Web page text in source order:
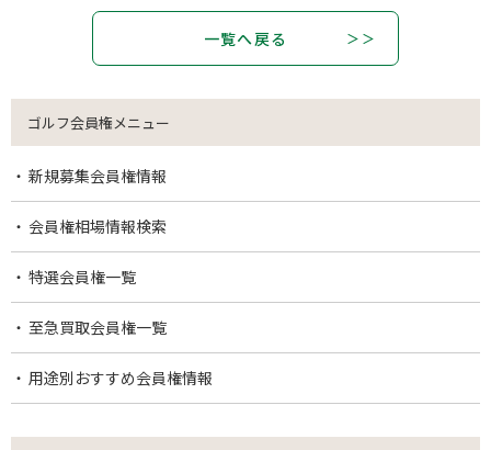
一覧へ戻る
ゴルフ会員権メニュー
新規募集会員権情報
会員権相場情報検索
特選会員権一覧
至急買取会員権一覧
用途別おすすめ会員権情報